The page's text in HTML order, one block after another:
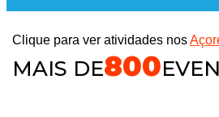
Clique para ver atividades nos
MAIS DE800